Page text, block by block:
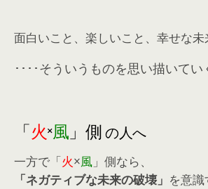
面白いこと、楽しいこと、幸せな未
････そういうものを思い描いてい
「火×風 」側の人へ
一方で「火×風 」側なら、
「ネガティブな未来の破壊」 を意識